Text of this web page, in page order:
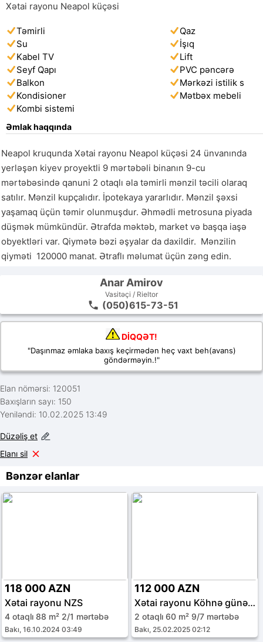
Xətai rayonu Neapol küçəsi
Təmirli
Qaz
Su
İşıq
Kabel TV
Lift
Seyf Qapı
PVC pəncərə
Balkon
Mərkəzi istilik s
Kondisioner
Mətbəx mebeli
Kombi sistemi
Əmlak haqqında
Neapol kruqunda Xətai rayonu Neapol küçəsi 24 ünvanında
yerləşən kiyev proyektli 9 mərtəbəli binanın 9-cu
mərtəbəsində qanuni 2 otaqlı əla təmirli mənzil təcili olaraq
satılır. Mənzil kupçalıdır. İpotekaya yararlıdır. Mənzil şəxsi
yaşamaq üçün təmir olunmuşdur. Əhmədli metrosuna piyada
düşmək mümkündür. Ətrafda məktəb, market və başqa iaşə
obyektləri var. Qiymətə bəzi əşyalar da daxildir.  Mənzilin
qiyməti  120000 manat. Ətraflı məlumat üçün zəng edin.
Anar Amirov
Vasitəçi / Rieltor
(050)615-73-51
DİQQƏT!
"Daşınmaz əmlaka baxış keçirmədən heç vaxt beh(avans)
göndərməyin.!"
Elan nömərsi: 120051
Baxışların sayı: 150
Yeniləndi: 10.02.2025 13:49
Düzəliş et
Elanı sil
Bənzər elanlar
118 000 AZN
Xətai rayonu NZS
4 otaqlı 88 m² 2/1 mərtəbə
Bakı, 16.10.2024 03:49
112 000 AZN
Xətai rayonu Köhnə günəşli qəs.
2 otaqlı 60 m² 9/7 mərtəbə
Bakı, 25.02.2025 02:12